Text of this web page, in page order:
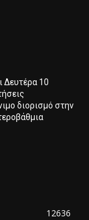
Δευτέρα 10
διορισμό στην
12636